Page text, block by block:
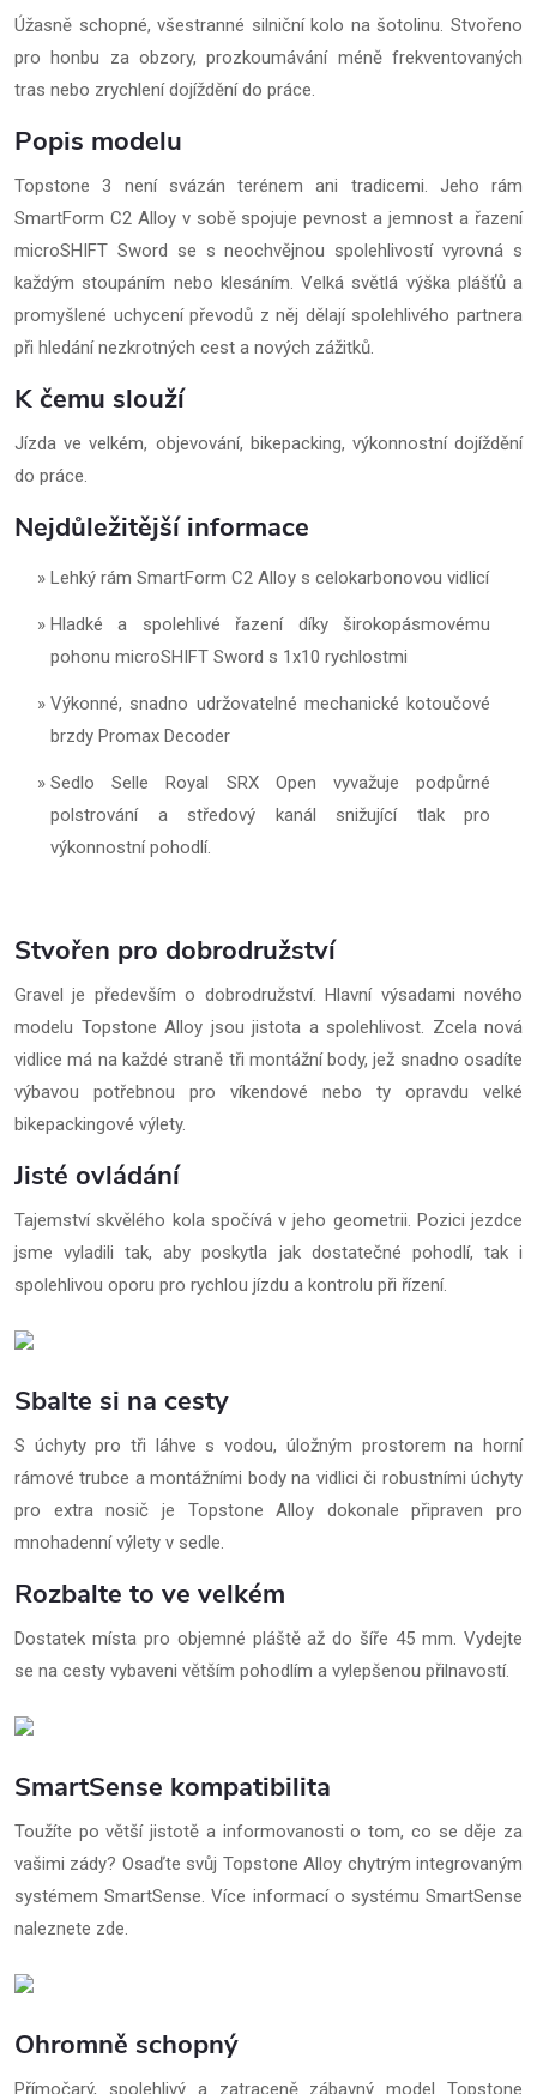
Úžasně schopné, všestranné silniční kolo na šotolinu. Stvořeno
pro honbu za obzory, prozkoumávání méně frekventovaných
tras nebo zrychlení dojíždění do práce.
Popis modelu
Topstone 3 není svázán terénem ani tradicemi. Jeho rám
SmartForm C2 Alloy v sobě spojuje pevnost a jemnost a řazení
microSHIFT Sword se s neochvějnou spolehlivostí vyrovná s
každým stoupáním nebo klesáním. Velká světlá výška plášťů a
promyšlené uchycení převodů z něj dělají spolehlivého partnera
při hledání nezkrotných cest a nových zážitků.
K čemu slouží
Jízda ve velkém, objevování, bikepacking, výkonnostní dojíždění
do práce.
Nejdůležitější informace
Lehký rám SmartForm C2 Alloy s celokarbonovou vidlicí
Hladké a spolehlivé řazení díky širokopásmovému
pohonu microSHIFT Sword s 1x10 rychlostmi
Výkonné, snadno udržovatelné mechanické kotoučové
brzdy Promax Decoder
Sedlo Selle Royal SRX Open vyvažuje podpůrné
polstrování a středový kanál snižující tlak pro
výkonnostní pohodlí.
Stvořen pro dobrodružství
Gravel je především o dobrodružství. Hlavní výsadami nového
modelu Topstone Alloy jsou jistota a spolehlivost. Zcela nová
vidlice má na každé straně tři montážní body, jež snadno osadíte
výbavou potřebnou pro víkendové nebo ty opravdu velké
bikepackingové výlety.
Jisté ovládání
Tajemství skvělého kola spočívá v jeho geometrii. Pozici jezdce
jsme vyladili tak, aby poskytla jak dostatečné pohodlí, tak i
spolehlivou oporu pro rychlou jízdu a kontrolu při řízení.
Sbalte si na cesty
S úchyty pro tři láhve s vodou, úložným prostorem na horní
rámové trubce a montážními body na vidlici či robustními úchyty
pro extra nosič je Topstone Alloy dokonale připraven pro
mnohadenní výlety v sedle.
Rozbalte to ve velkém
Dostatek místa pro objemné pláště až do šíře 45 mm. Vydejte
se na cesty vybaveni větším pohodlím a vylepšenou přilnavostí.
SmartSense kompatibilita
Toužíte po větší jistotě a informovanosti o tom, co se děje za
vašimi zády? Osaďte svůj Topstone Alloy chytrým integrovaným
systémem SmartSense. Více informací o systému SmartSense
naleznete zde.
Ohromně schopný
Přímočarý, spolehlivý a zatraceně zábavný model Topstone